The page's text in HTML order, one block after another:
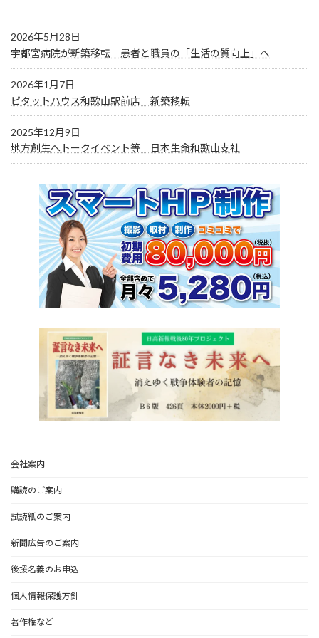
2026年5月28日
宇都宮病院が新築移転 患者と職員の「生活の質向上」へ
2026年1月7日
ピタットハウス和歌山駅前店 新築移転
2025年12月9日
地方創生へトークイベント等 日本生命和歌山支社
会社案内
購読のご案内
試読紙のご案内
新聞広告のご案内
後援名義のお申込
個人情報保護方針
著作権など